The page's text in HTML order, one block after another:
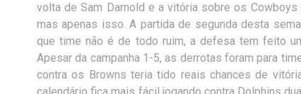
volta de Sam Darnold e a vitória sobre os
mas apenas isso. A partida de segunda desta
que time não é de todo ruim, a defesa tem feito
Apesar da campanha 1-5, as derrotas foram para
contra os Browns teria tido reais chances de